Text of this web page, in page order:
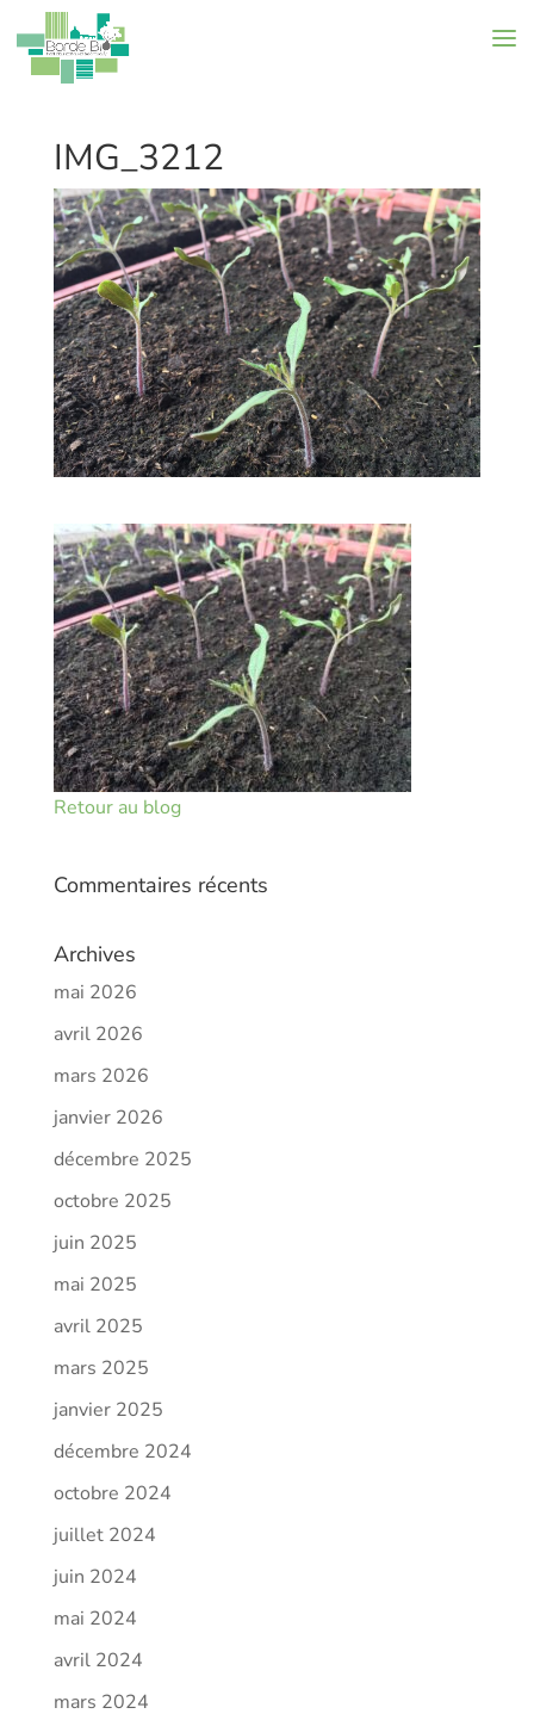
IMG_3212
Retour au blog
Commentaires récents
Archives
mai 2026
avril 2026
mars 2026
janvier 2026
décembre 2025
octobre 2025
juin 2025
mai 2025
avril 2025
mars 2025
janvier 2025
décembre 2024
octobre 2024
juillet 2024
juin 2024
mai 2024
avril 2024
mars 2024